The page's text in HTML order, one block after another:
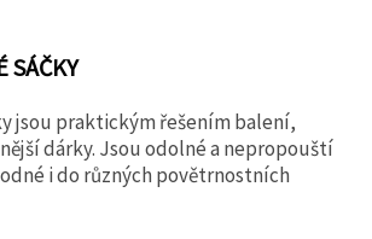
SÁČKY
jsou praktickým řešením balení,
dárky. Jsou odolné a nepropouští
i do různých povětrnostních